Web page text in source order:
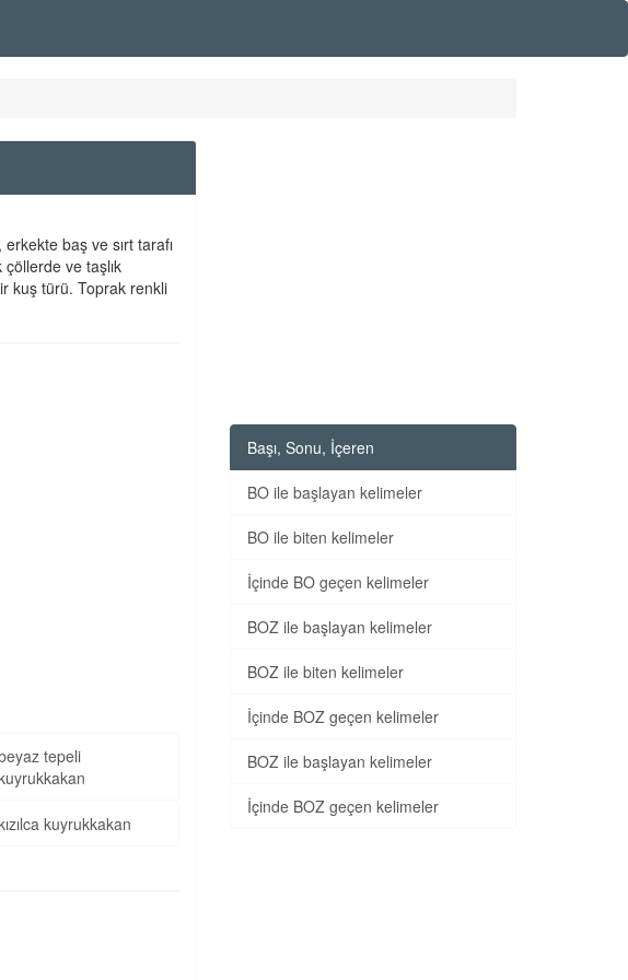
erkekte baş ve sırt tarafı
ve taşlık
kuş türü. Toprak renkli
tepeli
kuyrukkakan
Başı, Sonu, İçeren
BO ile başlayan kelimeler
BO ile biten kelimeler
İçinde BO geçen kelimeler
BOZ ile başlayan kelimeler
BOZ ile biten kelimeler
İçinde BOZ geçen kelimeler
BOZ ile başlayan kelimeler
İçinde BOZ geçen kelimeler